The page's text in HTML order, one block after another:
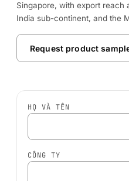
XEM THÊM→
Singapore, with export reach
India sub-continent, and the
Request product
HỌ VÀ TÊN
CÔNG TY